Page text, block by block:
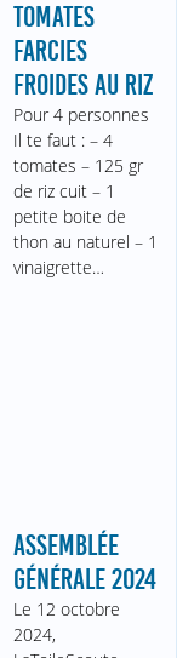
TOMATES
FARCIES
FROIDES AU RIZ
Pour 4 personnes
Il te faut : – 4
tomates – 125 gr
de riz cuit – 1
petite boite de
thon au naturel – 1
vinaigrette…
ASSEMBLÉE
GÉNÉRALE 2024
Le 12 octobre
2024,